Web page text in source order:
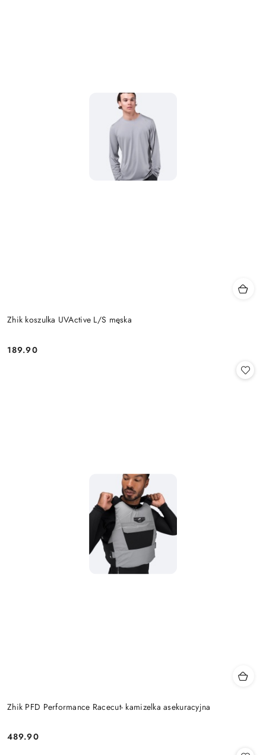
Zhik koszulka UVActive L/S męska
Cena:
189.90
Zhik PFD Performance Racecut- kamizelka asekuracyjna
Cena:
489.90